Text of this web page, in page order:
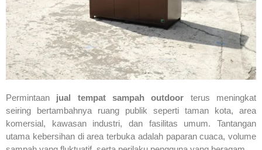
Permintaan jual tempat sampah outdoor terus meningkat
seiring bertambahnya ruang publik seperti taman kota, area
komersial, kawasan industri, dan fasilitas umum. Tantangan
utama kebersihan di area terbuka adalah paparan cuaca, volume